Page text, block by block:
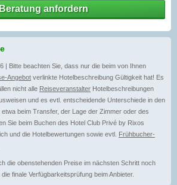
Beratung anfordern
| Bitte beachten Sie, dass nur die beim von Ihnen
Angebot verlinkte Hotelbeschreibung Gültigkeit hat! Es
nicht alle Reiseveranstalter Hotelbeschreibungen
und es evtl. entscheidende Unterschiede in den
beim Transfer, der Lage der Zimmer oder des
Sie beim Buchen des Hotel Club Privé by Rixos
und die Hotelbewertungen sowie evtl. Frühbucher-
die obenstehenden Preise im nächsten Schritt noch
finale Verfügbarkeitsprüfung beim Anbieter.